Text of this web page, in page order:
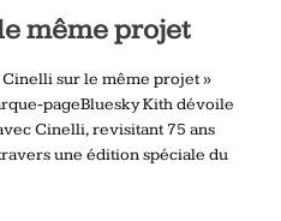
même projet
sur le même projet »
pageBluesky Kith dévoile
Cinelli, revisitant 75 ans
une édition spéciale du